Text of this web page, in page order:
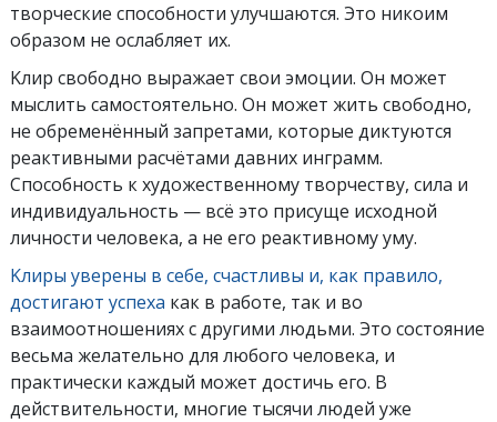
творческие способности улучшаются. Это никоим
образом не ослабляет их.
Kлир свободно выражает свои эмоции. Он может
мыслить самостоятельно. Он может жить свободно,
не обременённый запретами, которые диктуются
реактивными расчётами давних инграмм.
Способность к художественному творчеству, сила и
индивидуальность — всё это присуще исходной
личности человека, а не его реактивному уму.
Kлиры уверены в себе, счастливы и, как правило,
достигают успеха как в работе, так и во
взаимоотношениях с другими людьми. Это состояние
весьма желательно для любого человека, и
практически каждый может достичь его. В
действительности, многие тысячи людей уже